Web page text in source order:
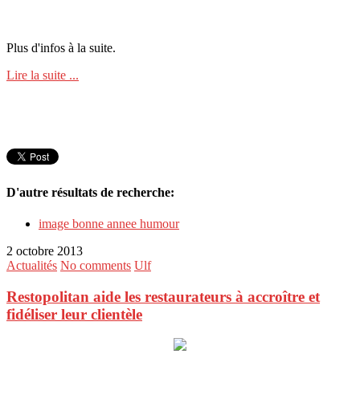
Plus d'infos à la suite.
Lire la suite ...
D'autre résultats de recherche:
image bonne annee humour
2 octobre 2013
Actualités No comments Ulf
Restopolitan aide les restaurateurs à accroître et
fidéliser leur clientèle